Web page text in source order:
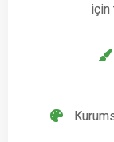
için